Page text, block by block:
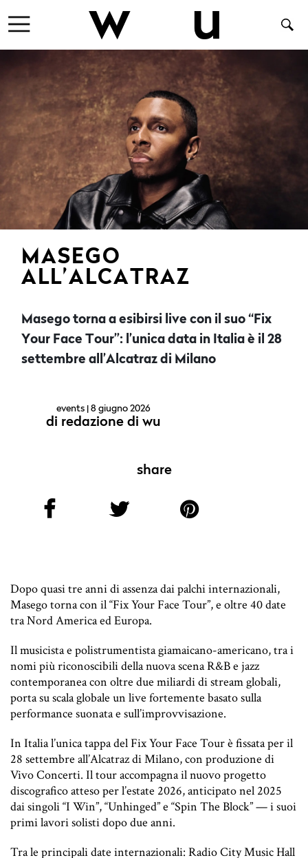
MASEGO
ALL’ALCATRAZ
Masego torna a esibirsi live con il suo “Fix
Your Face Tour”: l’unica data in Italia è il 28
settembre all’Alcatraz di Milano
events | 8 giugno 2026
di redazione di wu
share
Dopo quasi tre anni di assenza dai palchi internazionali,
Masego torna con il “Fix Your Face Tour”, e oltre 40 date
tra Nord America ed Europa.
Il musicista e polistrumentista giamaicano-americano, tra i
nomi più riconoscibili della nuova scena R&B e jazz
contemporanea con oltre due miliardi di stream globali,
porta su scala globale un live fortemente basato sulla
performance suonata e sull’improvvisazione.
In Italia l’unica tappa del Fix Your Face Tour è fissata per il
28 settembre all’Alcatraz di Milano, con produzione di
Vivo Concerti. Il tour accompagna il nuovo progetto
discografico atteso per l’estate 2026, anticipato nel 2025
dai singoli “I Win”, “Unhinged” e “Spin The Block” — i suoi
primi lavori solisti dopo due anni.
Tra le principali date internazionali: Radio City Music Hall